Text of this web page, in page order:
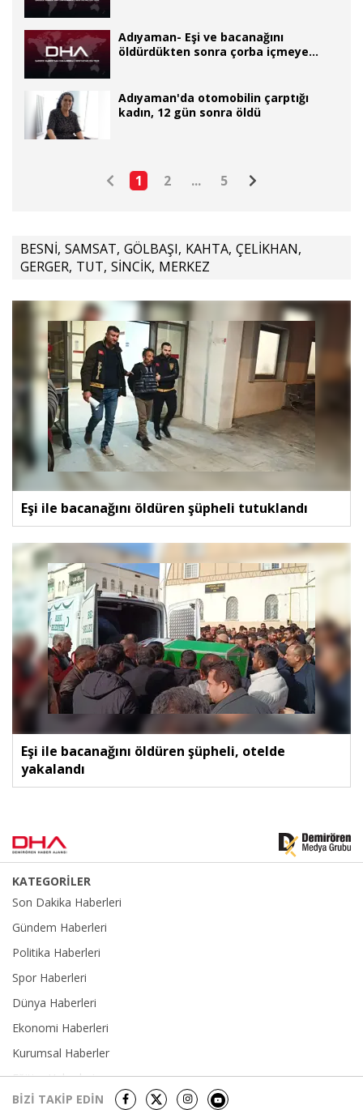
Adıyaman- Eşi ve bacanağını
öldürdükten sonra çorba içmeye
Adıyaman'da otomobilin çarptığı
kadın, 12 gün sonra öldü
1 2 ... 5
BESNİ, SAMSAT, GÖLBAŞI, KAHTA, ÇELİKHAN,
GERGER, TUT, SİNCİK, MERKEZ
Eşi ile bacanağını öldüren şüpheli tutuklandı
Eşi ile bacanağını öldüren şüpheli, otelde
yakalandı
KATEGORİLER
Son Dakika Haberleri
Gündem Haberleri
Politika Haberleri
Spor Haberleri
Dünya Haberleri
Ekonomi Haberleri
Kurumsal Haberler
Eğitim Haberleri
Yerel Haberler
BİZİ TAKİP EDİN